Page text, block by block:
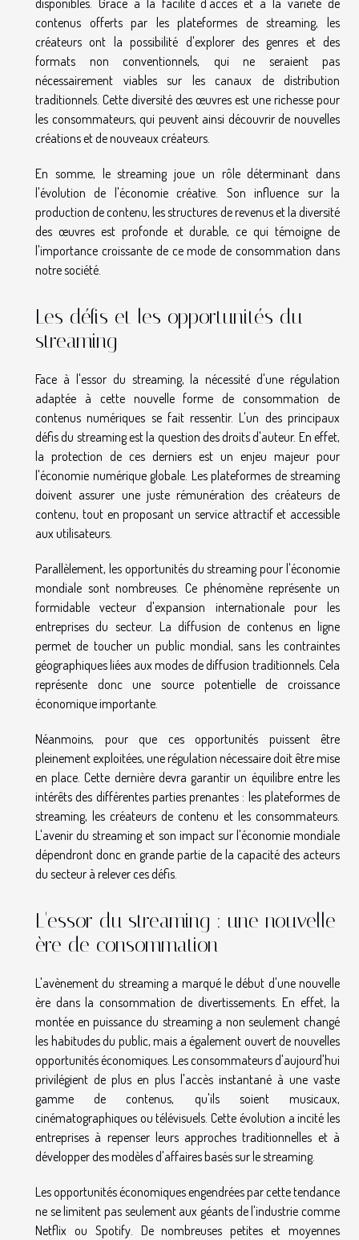
disponibles. Grâce à la facilité d'accès et à la variété de
contenus offerts par les plateformes de streaming, les
créateurs ont la possibilité d'explorer des genres et des
formats non conventionnels, qui ne seraient pas
nécessairement viables sur les canaux de distribution
traditionnels. Cette diversité des œuvres est une richesse pour
les consommateurs, qui peuvent ainsi découvrir de nouvelles
créations et de nouveaux créateurs.
En somme, le streaming joue un rôle déterminant dans
l'évolution de l'économie créative. Son influence sur la
production de contenu, les structures de revenus et la diversité
des œuvres est profonde et durable, ce qui témoigne de
l'importance croissante de ce mode de consommation dans
notre société.
Les défis et les opportunités du
streaming
Face à l'essor du streaming, la nécessité d'une régulation
adaptée à cette nouvelle forme de consommation de
contenus numériques se fait ressentir. L'un des principaux
défis du streaming est la question des droits d'auteur. En effet,
la protection de ces derniers est un enjeu majeur pour
l'économie numérique globale. Les plateformes de streaming
doivent assurer une juste rémunération des créateurs de
contenu, tout en proposant un service attractif et accessible
aux utilisateurs.
Parallèlement, les opportunités du streaming pour l'économie
mondiale sont nombreuses. Ce phénomène représente un
formidable vecteur d'expansion internationale pour les
entreprises du secteur. La diffusion de contenus en ligne
permet de toucher un public mondial, sans les contraintes
géographiques liées aux modes de diffusion traditionnels. Cela
représente donc une source potentielle de croissance
économique importante.
Néanmoins, pour que ces opportunités puissent être
pleinement exploitées, une régulation nécessaire doit être mise
en place. Cette dernière devra garantir un équilibre entre les
intérêts des différentes parties prenantes : les plateformes de
streaming, les créateurs de contenu et les consommateurs.
L'avenir du streaming et son impact sur l'économie mondiale
dépendront donc en grande partie de la capacité des acteurs
du secteur à relever ces défis.
L'essor du streaming : une nouvelle
ère de consommation
L'avènement du streaming a marqué le début d'une nouvelle
ère dans la consommation de divertissements. En effet, la
montée en puissance du streaming a non seulement changé
les habitudes du public, mais a également ouvert de nouvelles
opportunités économiques. Les consommateurs d'aujourd'hui
privilégient de plus en plus l'accès instantané à une vaste
gamme de contenus, qu'ils soient musicaux,
cinématographiques ou télévisuels. Cette évolution a incité les
entreprises à repenser leurs approches traditionnelles et à
développer des modèles d'affaires basés sur le streaming.
Les opportunités économiques engendrées par cette tendance
ne se limitent pas seulement aux géants de l'industrie comme
Netflix ou Spotify. De nombreuses petites et moyennes